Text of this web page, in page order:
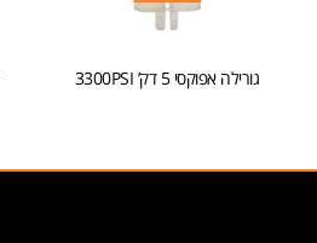
גורילה אפוקסי 5 דק’ 3300PSI